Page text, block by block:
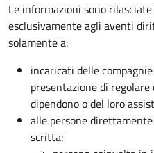
Le informazioni sono
esclusivamente agli aventi
solamente a:
incaricati delle
presentazione di
dipendono o del loro
alle persone
scritta: